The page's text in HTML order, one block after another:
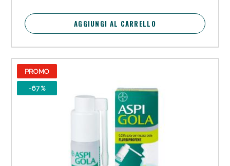
AGGIUNGI AL CARRELLO
PROMO
-67 %
Sconto fino al 55% disponibile oggi!